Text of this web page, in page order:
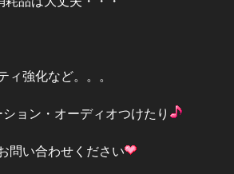
強化など。。。
ョン・オーディオつけたり
問い合わせください